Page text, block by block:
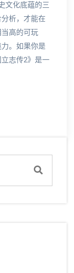
文化底蕴的三
析，才能在
高的可玩
。如果你是
志传2》是一